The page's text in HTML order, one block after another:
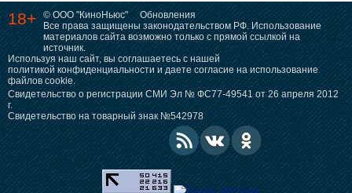
18+ © ООО "КиноНьюс"
Обновления
Все права защищены законодательством РФ. Использование
материалов сайта возможно только с прямой ссылкой на
источник.
Используя наш сайт, вы соглашаетесь с нашей
политикой конфиденциальности и даете согласие на использование
файлов cookie.
Свидетельство о регистрации СМИ Эл № ФС77-49541 от 26 апреля 2012
г.
Свидетельство на товарный знак №542978